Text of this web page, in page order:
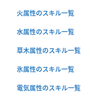
火属性のスキル一覧
水属性のスキル一覧
草木属性のスキル一覧
氷属性のスキル一覧
電気属性のスキル一覧